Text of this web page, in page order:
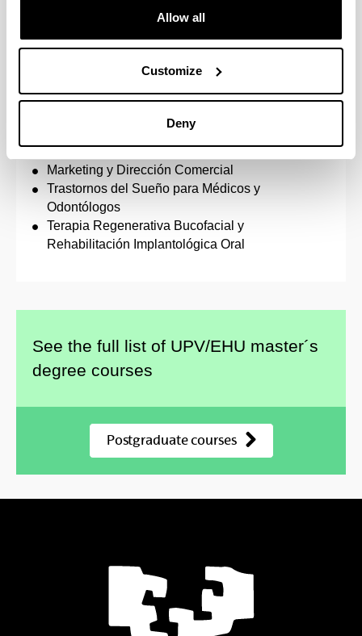
Allow all
Customize
Deny
Promoción de Salud y Salud Comunitaria
Emprendimiento y Dirección de Empresas (MBA
Igualdad de Mujeres y Hombres: Agentes de
Igualdad
Cooperación Internacional y Educación
Emancipadora
Marketing y Dirección Comercial
Trastornos del Sueño para Médicos y
Odontólogos
Terapia Regenerativa Bucofacial y
Rehabilitación Implantológica Oral
See the full list of UPV/EHU master´s
degree courses
Postgraduate courses